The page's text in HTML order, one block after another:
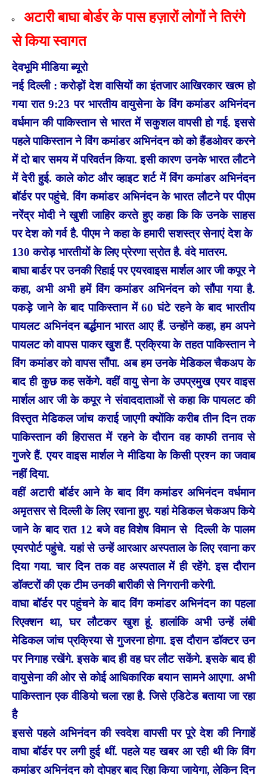
अटारी बाघा बोर्डर के पास हज़ारों लोगों ने तिरंगे
से किया स्वागत
देवभूमि मीडिया ब्यूरो
नई दिल्‍ली : करोड़ों देश वासियों का इंतजार आख‍िरकार खत्‍म हो
गया रात 9:23 पर भारतीय वायुसेना के विंग कमांडर अभिनंदन
वर्धमान की पाकिस्तान से भारत में सकुशल वापसी हो गई. इससे
पहले पाकिस्‍तान ने विंग कमांडर अभिनंदन को को हैंडओवर करने
में दो बार समय में परिवर्तन किया. इसी कारण उनके भारत लौटने
में देरी हुई. काले कोट और व्‍हाइट शर्ट में विंग कमांडर अभ‍िनंदन
बॉर्डर पर पहुंचे. विंग कमांडर अभिनंदन के भारत लौटने पर पीएम
नरेंद्र मोदी ने खुशी जाहिर करते हुए कहा कि कि उनके साहस
पर देश को गर्व है. पीएम ने कहा के हमारी सशस्त्र सेनाएं देश के
130 करोड़ भारतीयों के लिए प्रेरणा स्रोत है. वंदे मातरम.
बाघा बार्डर पर उनकी रिहाई पर एयरवाइस मार्शल आर जी कपूर ने
कहा, अभी अभी हमें विंग कमांडर अभिनंदन को सौंपा गया है.
पकड़े जाने के बाद पाकिस्तान में 60 घंटे रहने के बाद भारतीय
पायलट अभिनंदन बर्द्धमान भारत आए हैं. उन्‍होंने कहा, हम अपने
पायलट को वापस पाकर खुश हैं. प्र‍क्र‍ि‍या के तहत पाकिस्‍तान ने
विंग कमांडर को वापस सौंपा. अब हम उनके मेडिकल चैकअप के
बाद ही कुछ कह सकेंगे. वहीं वायु सेना के उपप्रमुख एयर वाइस
मार्शल आर जी के कपूर ने संवाददाताओं से कहा कि पायलट की
विस्तृत मेडिकल जांच कराई जाएगी क्योंकि करीब तीन दिन तक
पाकिस्तान की हिरासत में रहने के दौरान वह काफी तनाव से
गुजरे हैं. एयर वाइस मार्शल ने मीडिया के किसी प्रश्न का जवाब
नहीं दिया.
वहीं अटारी बॉर्डर आने के बाद विंग कमांडर अभिनंदन वर्धमान
अमृतसर से दिल्‍ली के लिए रवाना हुए. यहां मेडिकल चेकअप किये
जाने के बाद रात 12 बजे वह विशेष विमान से दिल्ली के पालम
एयरपोर्ट पहुंचे. यहां से उन्‍हें आरआर अस्‍पताल के लिए रवाना कर
दिया गया. चार दिन तक वह अस्‍पताल में ही रहेंगे. इस दौरान
डॉक्‍टरों की एक टीम उनकी बारीकी से न‍िगरानी करेगी.
वाघा बॉर्डर पर पहुंचने के बाद विंग कमांडर अभ‍िनंदन का पहला
र‍िएक्‍शन था, घर लौटकर खुश हूं. हालांकि अभी उन्‍हें लंबी
मेड‍िकल जांच प्रक्र‍िया से गुजरना होगा. इस दौरान डॉक्‍टर उन
पर न‍िगाह रखेंगे. इसके बाद ही वह घर लौट सकेंगे. इसके बाद ही
वायुसेना की ओर से कोई आध‍िकार‍िक बयान सामने आएगा. अभी
पाकिस्‍तान एक वीड‍ियो चला रहा है. ज‍िसे एड‍िटेड बताया जा रहा
है
इससे पहले अभिनंदन की स्वदेश वापसी पर पूरे देश की निगाहें
वाघा बॉर्डर पर लगी हुई थीं. पहले यह खबर आ रही थी कि विंग
कमांडर अभिनंदन को दोपहर बाद रिहा किया जायेगा, लेकिन दिन